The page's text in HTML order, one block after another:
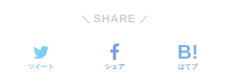
SHARE
ツイート シェア はてブ